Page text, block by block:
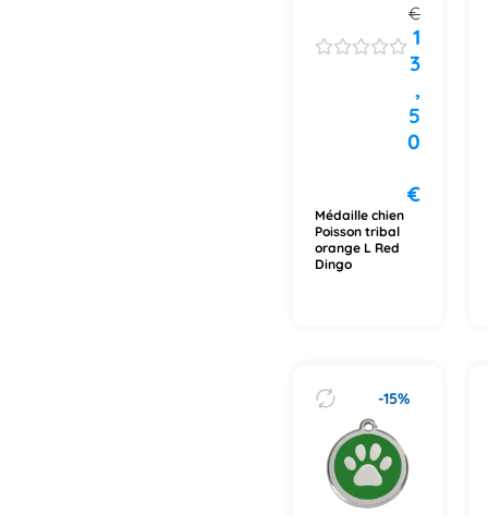
€
1
3
,
5
0
€
Médaille chien
Poisson tribal
orange L Red
Dingo
-15%